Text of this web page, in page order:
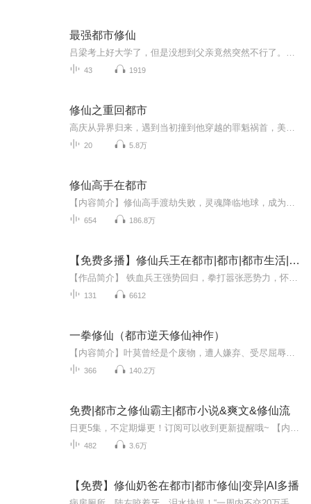
最强都市修仙
43 1919
修仙之重回都市
20 5.8万
修仙高手在都市
654 186.8万
【免费多播】修仙兵王在都市|都市|都市生活|修仙|兵王|AI多播
131 6612
一拳修仙（都市逆天修仙神作）
366 140.2万
免费|都市之修仙霸主|都市小说&爽文&修仙流
482 3.6万
【免费】修仙奶爸在都市|都市修仙|变异|AI多播